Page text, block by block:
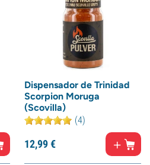
Dispensador de Trinidad
Scorpion Moruga
(Scovilla)
(4)
12,99€